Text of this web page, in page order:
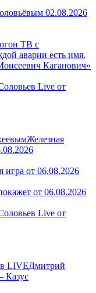
02.08.2026
ТВ с
аварии есть имя,
Каганович»
Live от
Железная
игра от 06.08.2026
от 06.08.2026
Live от
Дмитрий
Казус